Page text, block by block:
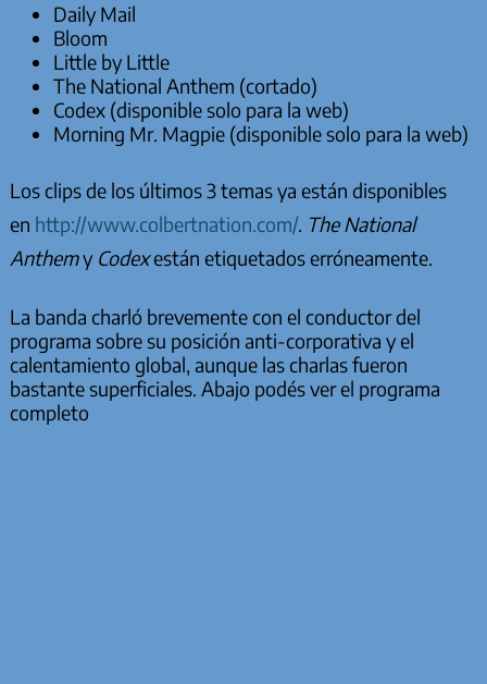
Daily Mail
Bloom
Little by Little
The National Anthem (cortado)
Codex (disponible solo para la web)
Morning Mr. Magpie (disponible solo para la web)
Los clips de los últimos 3 temas ya están disponibles
en http://www.colbertnation.com/. The National
Anthemy Codexestán etiquetados erróneamente.
La banda charló brevemente con el conductor del
programa sobre su posición anti-corporativa y el
calentamiento global, aunque las charlas fueron
bastante superficiales. Abajo podés ver el programa
completo